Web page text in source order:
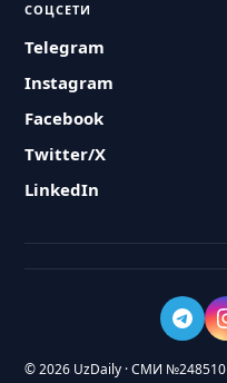
СОЦСЕТИ
Telegram
Instagram
Facebook
Twitter/X
LinkedIn
© 2026 UzDaily · СМИ №248510